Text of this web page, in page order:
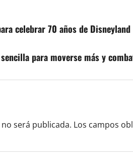
celebrar 70 años de Disneyland
para moverse más y
será publicada. Los campos